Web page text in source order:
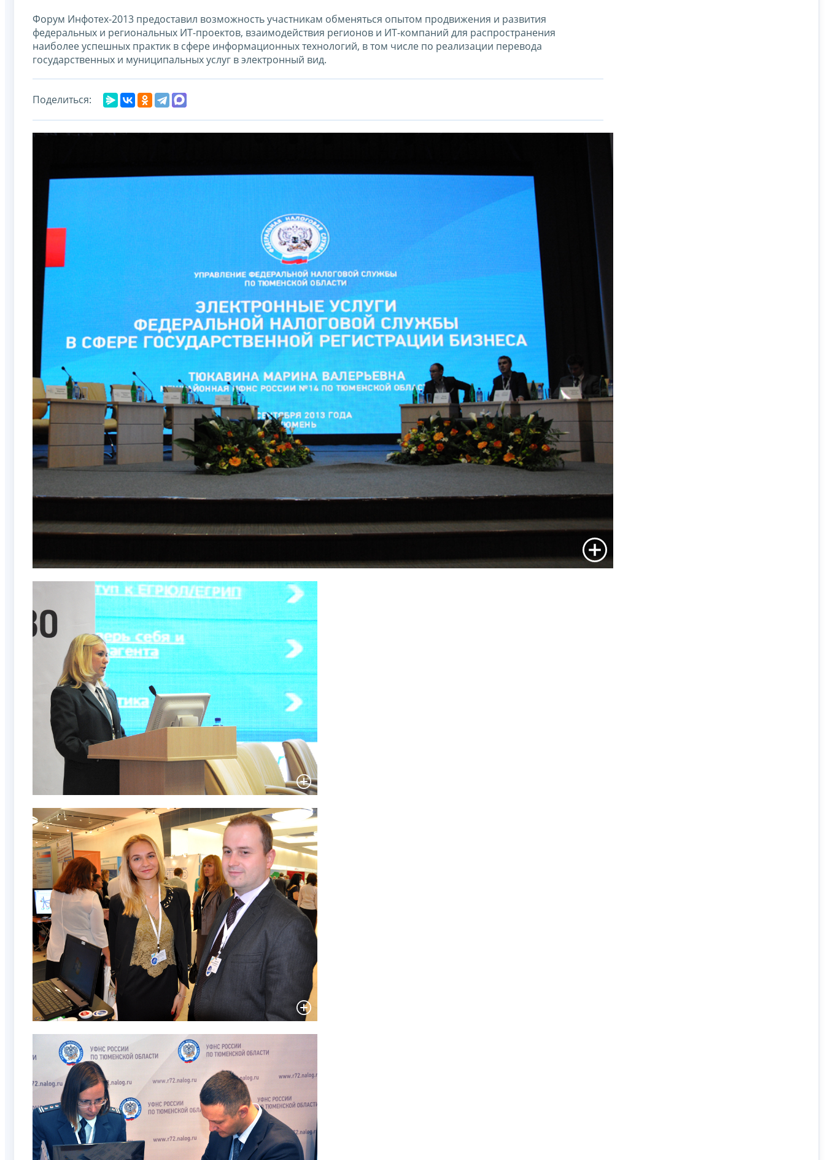
Форум Инфотех-2013 предоставил возможность участникам обменяться опытом продвижения и развития
федеральных и региональных ИТ-проектов, взаимодействия регионов и ИТ-компаний для распространения
наиболее успешных практик в сфере информационных технологий, в том числе по реализации перевода
государственных и муниципальных услуг в электронный вид.
Поделиться: